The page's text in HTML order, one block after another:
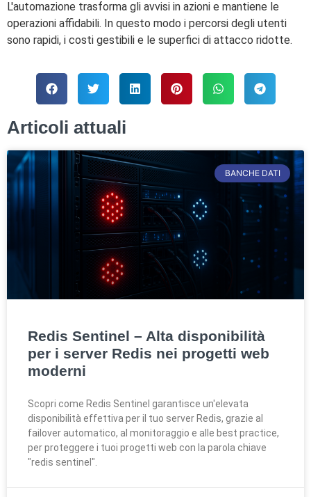
L'automazione trasforma gli avvisi in azioni e mantiene le
operazioni affidabili. In questo modo i percorsi degli utenti
sono rapidi, i costi gestibili e le superfici di attacco ridotte.
Articoli attuali
BANCHE DATI
Redis Sentinel – Alta disponibilità
per i server Redis nei progetti web
moderni
Scopri come Redis Sentinel garantisce un'elevata
disponibilità effettiva per il tuo server Redis, grazie al
failover automatico, al monitoraggio e alle best practice,
per proteggere i tuoi progetti web con la parola chiave
"redis sentinel".